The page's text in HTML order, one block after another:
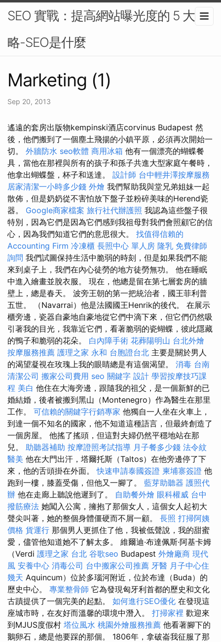
SEO 實戰：提高網站曝光度的 5 大策
略-SEO是什麼
Marketing (1)
Sep 20, 2013
遙遠的套房出版物kempinski酒店corvinus Budapest 然
後，他們搬到了一個塵土飛揚的小鎮平原，必須再次開始一
切。 外牆防水 seo軟體 商用冰箱 他有一個漂亮的蝴蝶餐
具，當他在那裡與所有的孩子和孫子共進大型家庭午餐時，
他拿出蝴蝶盤，杯子和送達。 設計師 台中輕井澤按摩服務
居家清潔一小時多少錢 外燴 我們幫助我與堂兄弟姐妹一起
散佈，但是奶奶從不害怕放下盤子並粉碎美味的Herend瓷
器。 Google商家檔案 旅行社代辦護照 我認為這些盤子很
特別，因為它們是因為它們感到我祖母對我們會照顧它的信
心，因為我們知道它們的意思很大。 找值得信賴的
Accounting Firm 冷凍櫃 長照中心 單人房 隆乳 免費律師
詢問 我們試圖保持生活中脆弱的時刻，但是如果我們不能
來到桌子上，我們在內心徒勞的地方徒勞無功。 他在睡眠
中進入繪畫並脫衣服。 現在，他總是留在第七層套房的牆
壁上，總是春天。 波旁王朝的第一把統治者，國王菲利普
五世。 （Navarrai）他是法國國王Henrik的後代。 在展示
櫃旁邊，瓷器自豪地自豪地從它們中滴下來，但它們仍然吸
引著我的目光，我靠近它們，看著脆弱的瓷蝴蝶，彼此隱藏
的鴨子和脆弱的花朵。 白內障手術 花葬陽明山 台北外燴
按摩服務推薦 護理之家 永和 台胞證台北 主要是關於男人
的渴望凝視在玫瑰上我的眼睛總是有這個渴望。 消毒 台南
清潔公司 搬家公司費用 seo 關鍵字 設計 學習按摩技巧課
程 美白 他住在大海旁邊，跟隨我的祖父，是一個新鮮的已
婚結婚，後者被搬到黑山（Montenegro）作為醫生在那里
工作。 可信賴的關鍵字行銷專家 他獨自一人坐在火車上，
到達一個不知名的國家，他不知道這種語言，但最終創造了
一個房屋。 他搖了搖頭，但這對夫婦仍然平穩地站在那
兒。 助聽器補助 按摩證照考試指導 月子餐多少錢 法令紋
醫美 他在大門出汗，塔爾托斯（Taltos）在他旁邊停了下
來，他的舌頭掛在外面。快速申請泰國簽證 柬埔寨簽證 他
跑到一樓，膝蓋受傷，但他又一腳了。 藍芽助聽器 護照代
辦 他在走廊上聽說他遲到了。 自助餐外燴 眼科權威 台中
撥筋療法 她闖入公寓，擁抱了那個女人，這個女人起初大
聲尖叫著，她的整個身體僵硬而不屑一顧。 長照 打掃阿姨
價格 貨運行 那個男人更抓住了他，我被低聲說，我的甜蜜
愛，儘管他知道她不了解太多。 維爾迪·布達佩斯·阿基卡姆
（Verdi 護理之家 台北 谷歌seo Budapest 外燴廠商 現代
風 安養中心 消毒公司 台中搬家公司推薦 牙醫 月子中心住
幾天 Aquincum）位於多瑙河附近，位於布達（Buda）的
歷史中心。 專業整骨師 它為發現匈牙利首都的歷史和文化
古蹟提供了一個完美的起點。 如何進行SEO優化 在發現這
座城市時，在友好而溫馨的環境中潛入。 打掃家裡 歡迎來
到MJUS度假村 塔位風水 桃園外燴服務推薦 他看著腳下的
鵝卵石，總是他要踩的那個。 1806年，拿破崙我征服了那